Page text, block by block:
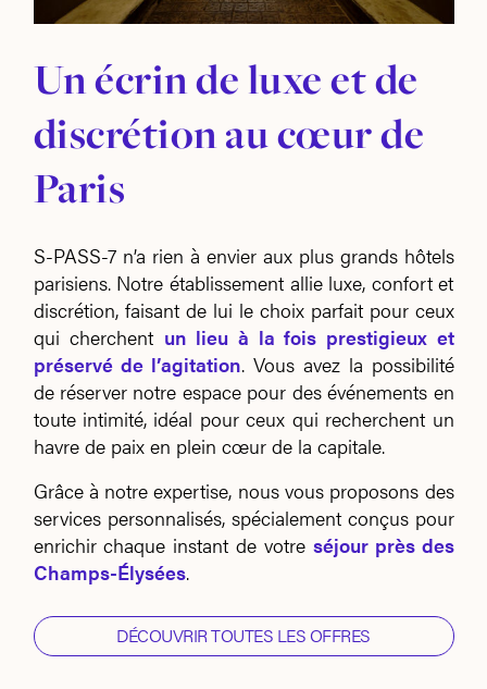
Un écrin de luxe et de
discrétion au cœur de
Paris
S-PASS-7 n’a rien à envier aux plus grands hôtels
parisiens. Notre établissement allie luxe, confort et
discrétion, faisant de lui le choix parfait pour ceux
qui cherchent un lieu à la fois prestigieux et
préservé de l’agitation. Vous avez la possibilité
de réserver notre espace pour des événements en
toute intimité, idéal pour ceux qui recherchent un
havre de paix en plein cœur de la capitale.
Grâce à notre expertise, nous vous proposons des
services personnalisés, spécialement conçus pour
enrichir chaque instant de votre séjour près des
Champs-Élysées.
DÉCOUVRIR TOUTES LES OFFRES